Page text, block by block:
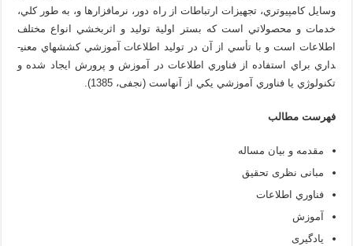
وسايل كامپيوتري، تجهيزات ارتباطات از راه دور، نرم­افزارها و، به طور كلي،
خدمات و محصولاتي است كه بستر اولية توليد و اثربخشي انواع مختلف
اطلاعات است و با تأسي از آن در توليد اطلاعات آموزشي كشش­هاي معني­
داري براي استفاده از فناوري اطلاعات در آموزش و پرورش ايجاد شده و
تكنولوژي يا فناوري آموزشي يكي از آنهاست (نجفی، 1385).
فهرست مطالب
مقدمه و بیان مساله
مبانی نظری تحقیق
فناوري اطلاعات
آموزش
یادگیری